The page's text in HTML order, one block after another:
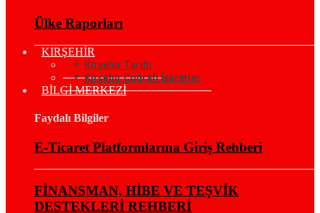
Ülke Raporları
KIRŞEHİR
Kırşehir Tarihi
Kırşehir Coğrafi İşaretler
BİLGİ MERKEZİ
Faydalı Bilgiler
E-Ticaret Platformlarına Giriş Rehberi
FİNANSMAN, HİBE VE TEŞVİK
DESTEKLERİ REHBERİ